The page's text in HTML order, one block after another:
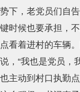
势下，老党员们自
键时候也要承担，
点看着进村的车辆
说，“我也是党员，
也主动到村口执勤